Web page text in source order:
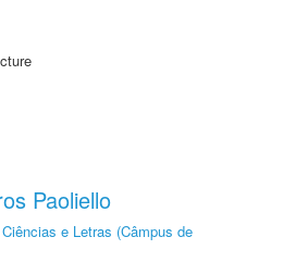
Paoliello
e Letras (Câmpus de